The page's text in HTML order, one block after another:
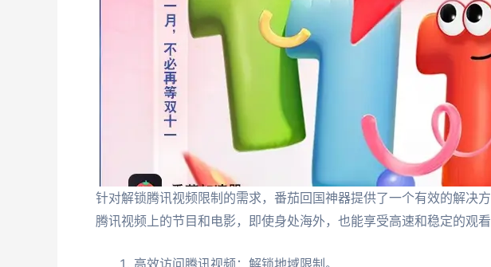
针对解锁腾讯视频限制的需求，番茄回国神器提供了一个有效的解决
腾讯视频上的节目和电影，即使身处海外，也能享受高速和稳定的观看